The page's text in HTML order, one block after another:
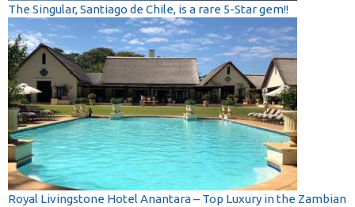
The Singular, Santiago de Chile, is a rare 5-Star gem!!
Royal Livingstone Hotel Anantara – Top Luxury in the Zambian